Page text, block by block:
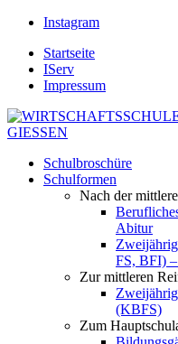
Instagram
Startseite
IServ
Impressum
Schulbroschüre
Schulformen
Nach der
Abitur
FS, BFI)
Zur mittleren
(KBFS)
Zum